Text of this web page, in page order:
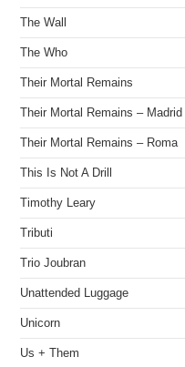
The Wall
The Who
Their Mortal Remains
Their Mortal Remains – Madrid
Their Mortal Remains – Roma
This Is Not A Drill
Timothy Leary
Tributi
Trio Joubran
Unattended Luggage
Unicorn
Us + Them